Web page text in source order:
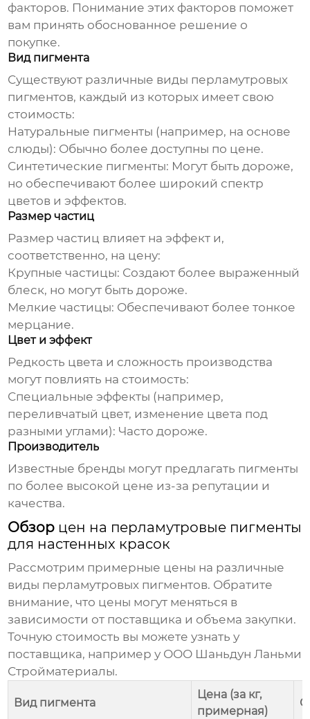
факторов. Понимание этих факторов поможет
вам принять обоснованное решение о
покупке.
Вид пигмента
Существуют различные виды перламутровых
пигментов, каждый из которых имеет свою
стоимость:
Натуральные пигменты (например, на основе
слюды): Обычно более доступны по цене.
Синтетические пигменты: Могут быть дороже,
но обеспечивают более широкий спектр
цветов и эффектов.
Размер частиц
Размер частиц влияет на эффект и,
соответственно, на цену:
Крупные частицы: Создают более выраженный
блеск, но могут быть дороже.
Мелкие частицы: Обеспечивают более тонкое
мерцание.
Цвет и эффект
Редкость цвета и сложность производства
могут повлиять на стоимость:
Специальные эффекты (например,
переливчатый цвет, изменение цвета под
разными углами): Часто дороже.
Производитель
Известные бренды могут предлагать пигменты
по более высокой цене из-за репутации и
качества.
Обзор цен на перламутровые пигменты
для настенных красок
Рассмотрим примерные цены на различные
виды перламутровых пигментов. Обратите
внимание, что цены могут меняться в
зависимости от поставщика и объема закупки.
Точную стоимость вы можете узнать у
поставщика, например у ООО Шаньдун Ланьми
Стройматериалы.
Вид пигмента
Цена (за кг,
примерная)